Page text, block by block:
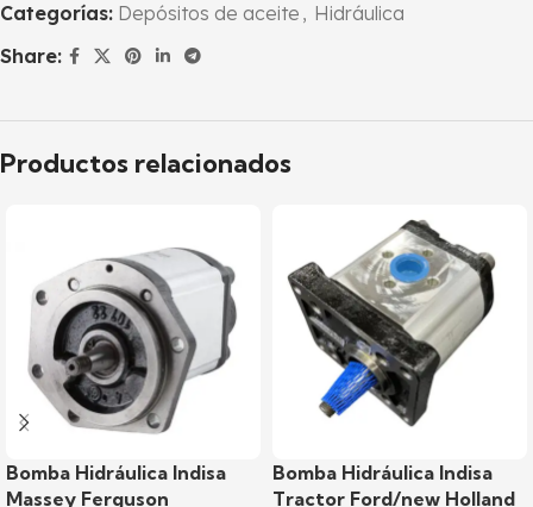
Categorías: Depósitos de aceite , Hidráulica
Share:
Productos relacionados
Bomba Hidráulica Indisa
Massey Ferguson
Bomba Hidráulica Indisa
Tractor Ford/new Holland